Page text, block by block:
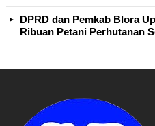
DPRD dan Pemkab Blora
Ribuan Petani Perhutanan